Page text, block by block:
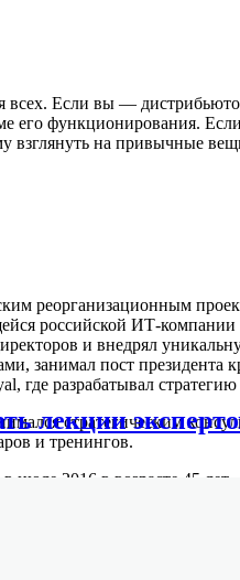
всех. Если вы —
его функционирования.
взглянуть на привычные
реорганизационным
российской ИТ-компании
и внедрял
занимал пост президента
где разрабатывал стратегию
стратегическим
и тренингов.
2016 в возрасте 45 лет.
лекции